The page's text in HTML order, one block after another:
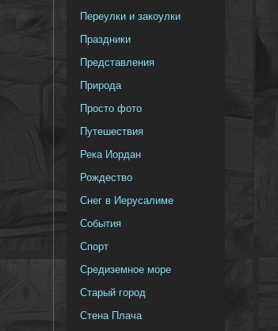
Переулки и закоулки
Праздники
Представления
Природа
Просто фото
Путешествия
Река Иордан
Рождество
Снег в Иерусалиме
События
Спорт
Средиземное море
Старый город
Стена Плача